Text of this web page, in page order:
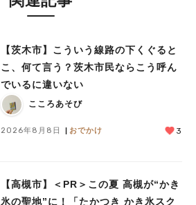
【茨木市】こういう線路の下くぐると
こ、何て言う？茨木市民ならこう呼ん
でいるに違いない
こころあそび
2026年8月8日 おでかけ 3
【高槻市】＜PR＞この夏 高槻が“かき
氷の聖地”に！「たかつき かき氷スク